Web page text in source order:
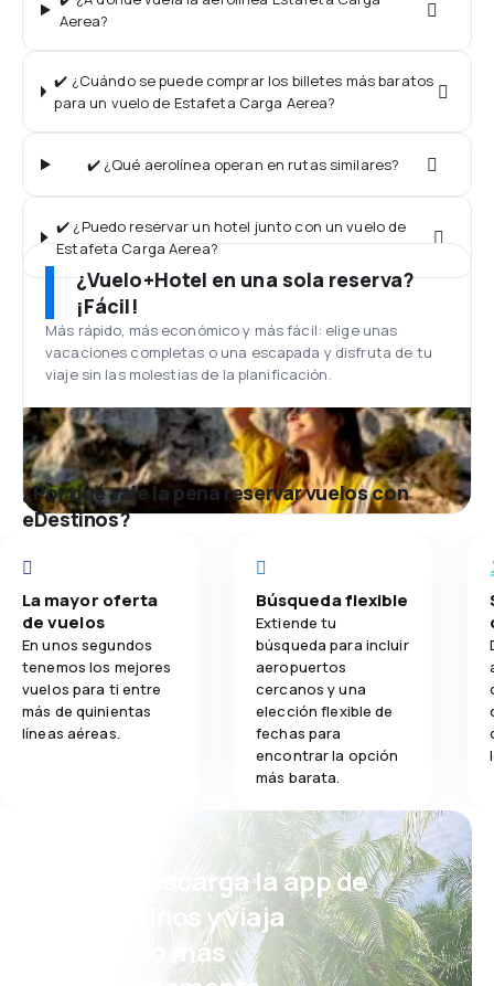
Aerea?
✔️ ¿Cuándo se puede comprar los billetes más baratos
para un vuelo de Estafeta Carga Aerea?
✔️ ¿Qué aerolínea operan en rutas similares?
✔️ ¿Puedo reservar un hotel junto con un vuelo de
Estafeta Carga Aerea?
¿Vuelo+Hotel en una sola reserva?
¡Fácil!
Más rápido, más económico y más fácil: elige unas
vacaciones completas o una escapada y disfruta de tu
viaje sin las molestias de la planificación.
¿Por qué vale la pena reservar vuelos con
eDestinos?
La mayor oferta
de vuelos
En unos segundos
tenemos los mejores
vuelos para ti entre
más de quinientas
líneas aéreas.
Búsqueda flexible
Extiende tu
búsqueda para incluir
aeropuertos
cercanos y una
elección flexible de
fechas para
encontrar la opción
más barata.
¡Eh! Descarga la app de
eDestinos y viaja
incluso más